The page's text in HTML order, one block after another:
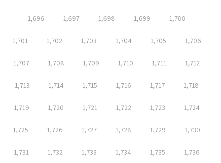
1,696 1,697 1,698 1,699 1,700
1,701 1,702 1,703 1,704 1,705 1,706
1,707 1,708 1,709 1,710 1,711 1,712
1,713 1,714 1,715 1,716 1,717 1,718
1,719 1,720 1,721 1,722 1,723 1,724
1,725 1,726 1,727 1,728 1,729 1,730
1,731 1,732 1,733 1,734 1,735 1,736